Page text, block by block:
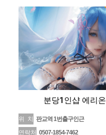
분당1인샵 에리온
위 치
판교역 1번출구인근
연락처 0507-1854-7462